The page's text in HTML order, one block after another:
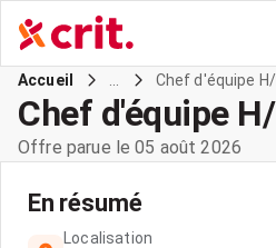
Accueil Chef d'équipe
Chef d'équipe
Offre parue le 05 août 2026
En résumé
Localisation